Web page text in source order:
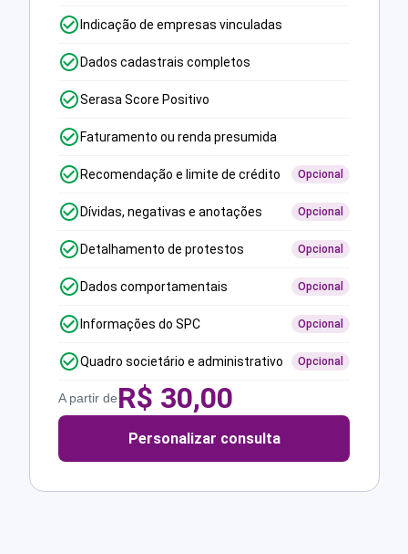
Indicação de empresas vinculadas
Dados cadastrais completos
Serasa Score Positivo
Faturamento ou renda presumida
Recomendação e limite de crédito Opcional
Dívidas, negativas e anotações Opcional
Detalhamento de protestos Opcional
Dados comportamentais Opcional
Informações do SPC Opcional
Quadro societário e administrativo Opcional
A partir deR$ 30,00
Personalizar consulta